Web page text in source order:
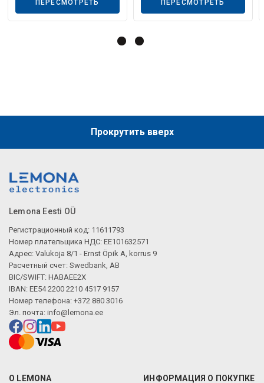
Описание искусственного интеллекта
Описание искусственного интеллекта
ПЕРЕСМОТРЕТЬ ПЕРЕСМОТРЕТЬ
Прокрутить вверх
Lemona Eesti OÜ
Регистрационный код: 11611793
Номер плательщика НДС: EE101632571
Адрес: Valukoja 8/1 - Ernst Öpik A, korrus 9
Расчетный счет: Swedbank, AB
BIC/SWIFT: HABAEE2X
IBAN: EE54 2200 2210 4517 9157
Номер телефона: +372 880 3016
Эл. почта: info@lemona.ee
О LEMONA ИНФОРМАЦИЯ О ПОКУПКЕ